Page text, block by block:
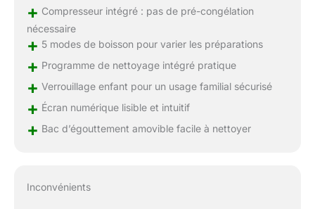
+ Compresseur intégré : pas de pré-congélation
nécessaire
+ 5 modes de boisson pour varier les préparations
+ Programme de nettoyage intégré pratique
+ Verrouillage enfant pour un usage familial sécurisé
+ Écran numérique lisible et intuitif
+ Bac d’égouttement amovible facile à nettoyer
Inconvénients